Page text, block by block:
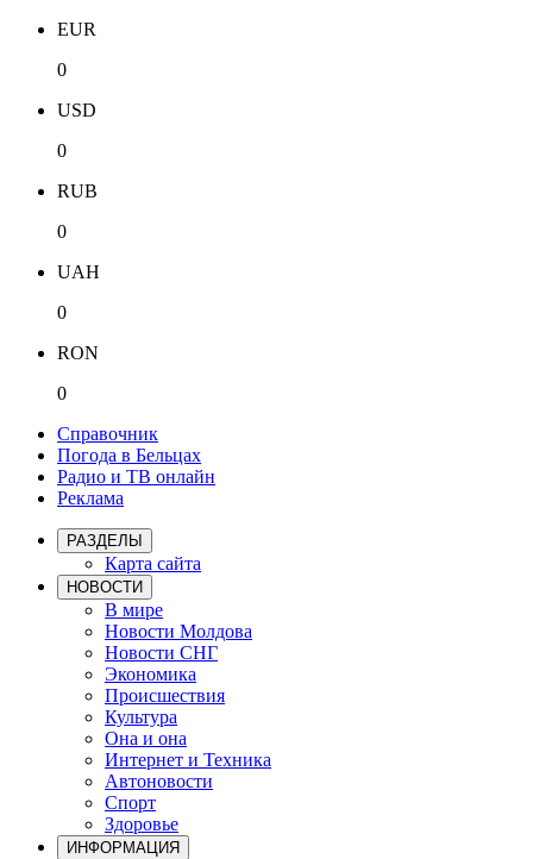
EUR
0
USD
0
RUB
0
UAH
0
RON
0
Справочник
Погода в Бельцах
Радио и ТВ онлайн
Реклама
РАЗДЕЛЫ
Карта сайта
НОВОСТИ
В мире
Новости Молдова
Новости СНГ
Экономика
Происшествия
Культура
Она и она
Интернет и Техника
Автоновости
Спорт
Здоровье
ИНФОРМАЦИЯ